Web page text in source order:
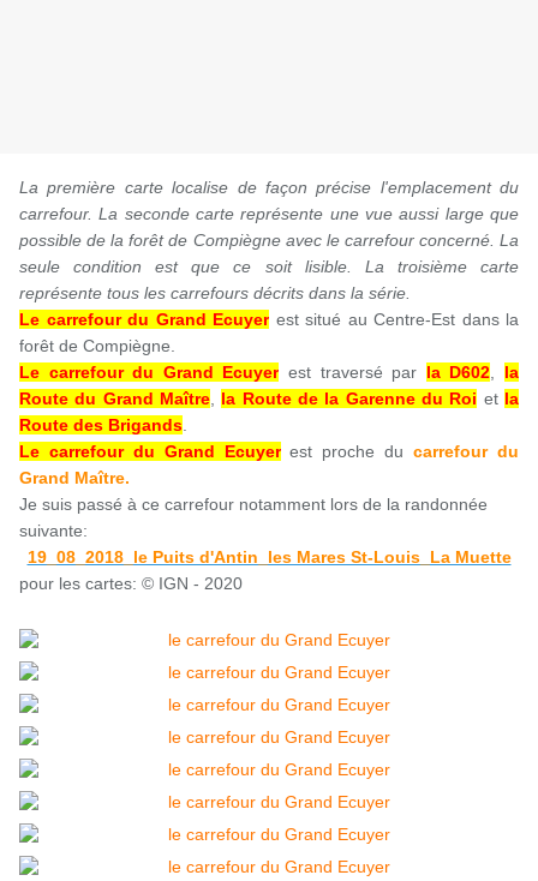
La première carte localise de façon précise l'emplacement du
carrefour. La seconde carte représente une vue aussi large que
possible de la forêt de Compiègne avec le carrefour concerné. La
seule condition est que ce soit lisible. La troisième carte
représente tous les carrefours décrits dans la série.
Le carrefour du Grand Ecuyer est situé au Centre-Est dans la
forêt de Compiègne.
Le carrefour du Grand Ecuyer est traversé par la D602
la
Route du Grand Maître
la Route de la Garenne du Roi et la
Route des Brigands
Le carrefour du Grand Ecuyerest proche ducarrefour du
Grand Maître.
Je suis passé à ce carrefour notamment lors de la randonnée
suivante:
19_08_2018_le Puits d'Antin_les Mares St-Louis_La Muette
pour les cartes: © IGN - 2020